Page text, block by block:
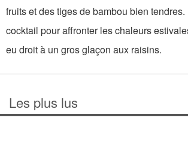
fruits et des tiges de bambou bien
cocktail pour affronter les chaleurs
eu droit à un gros glaçon aux raisins.
Les plus lus